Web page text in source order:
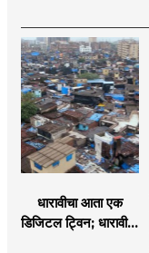
धारावीचा आता एक
डिजिटल ट्विन; धारावीची